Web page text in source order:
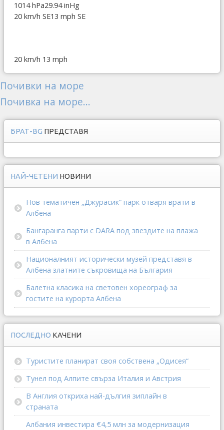
1014 hPa29.94 inHg
20 km/h SE13 mph SE
20 km/h 13 mph
Почивки на море
Почивка на море...
БРАТ-BG ПРЕДСТАВЯ
НАЙ-ЧЕТЕНИ НОВИНИ
Нов тематичен „Джурасик“ парк отваря врати в
Албена
Бангаранга парти с DARA под звездите на плажа
в Албена
Националният исторически музей представя в
Албена златните съкровища на България
Балетна класика на световен хореограф за
гостите на курорта Албена
ПОСЛЕДНО КАЧЕНИ
Туристите планират своя собствена „Одисея“
Тунел под Алпите свърза Италия и Австрия
В Англия откриха най-дългия зиплайн в
страната
Албания инвестира €4,5 млн за модернизация